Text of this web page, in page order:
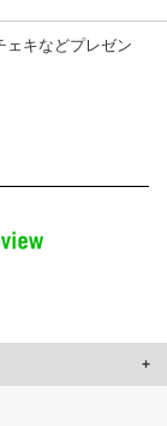
ェキなどプレゼン
コンテンツや広告の